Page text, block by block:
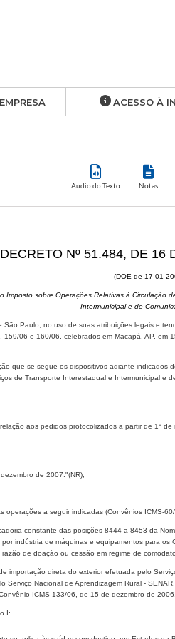
EMPRESA ACESSO À
Audio do Texto Notas
DECRETO Nº 51.484, DE 16
(DOE de 17-01-
Imposto sobre Operações Relativas à Circulação
Intermunicipal e de
São Paulo, no uso de suas atribuições legais e
06 e 160/06, celebrados em Macapá, AP, em
que se segue os dispositivos adiante indicados
de Transporte Interestadual e Intermunicipal e
aos pedidos protocolizados a partir de 1°
de 2007."(NR);
operações a seguir indicadas (Convênios ICMS-
constante das posições 8444 a 8453 da
indústria de máquinas e equipamentos para os
de doação ou cessão em regime de
importação direta do exterior efetuada pelo
Serviço Nacional de Aprendizagem Rural -
ICMS-133/06, de 15 de dezembro de
I: